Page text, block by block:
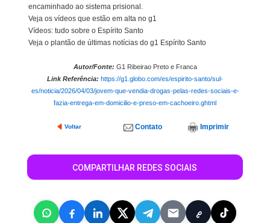
encaminhado ao sistema prisional.
Veja os vídeos que estão em alta no g1
Vídeos: tudo sobre o Espírito Santo
Veja o plantão de últimas notícias do g1 Espírito Santo
Autor/Fonte: G1 Ribeirao Preto e Franca
Link Referência: https://g1.globo.com/es/espirito-santo/sul-
es/noticia/2026/04/03/jovem-que-vendia-drogas-pelas-redes-sociais-e-
fazia-entrega-em-domicilio-e-preso-em-cachoeiro.ghtml
Voltar Contato Imprimir
COMPARTILHAR REDES SOCIAIS